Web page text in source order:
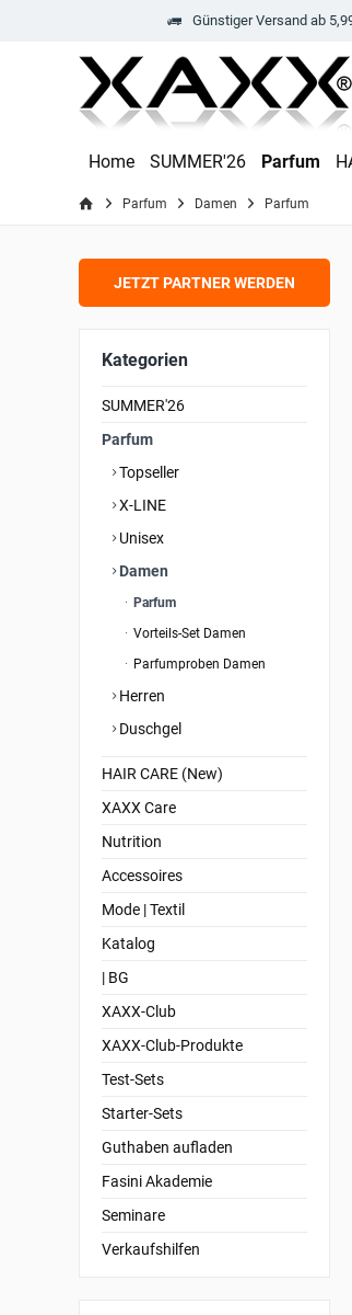
Günstiger Versand ab
Home SUMMER'26 Parfum
Parfum Damen Parfum
JETZT PARTNER WERDEN
Kategorien
SUMMER'26
Parfum
Topseller
X-LINE
Unisex
Damen
Parfum
Vorteils-Set Damen
Parfumproben Damen
Herren
Duschgel
HAIR CARE (New)
XAXX Care
Nutrition
Accessoires
Mode | Textil
Katalog
| BG
XAXX-Club
XAXX-Club-Produkte
Test-Sets
Starter-Sets
Guthaben aufladen
Fasini Akademie
Seminare
Verkaufshilfen